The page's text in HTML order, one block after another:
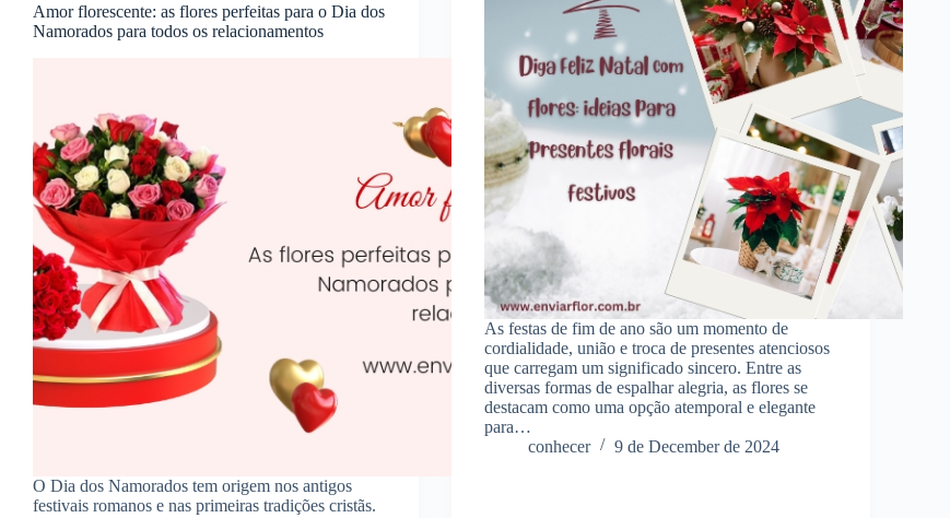
Amor florescente: as flores perfeitas para o Dia dos
Namorados para todos os relacionamentos
O Dia dos Namorados tem origem nos antigos
festivais romanos e nas primeiras tradições cristãs.
As festas de fim de ano são um momento de
cordialidade, união e troca de presentes atenciosos
que carregam um significado sincero. Entre as
diversas formas de espalhar alegria, as flores se
destacam como uma opção atemporal e elegante
para…
conhecer
9 de December de 2024